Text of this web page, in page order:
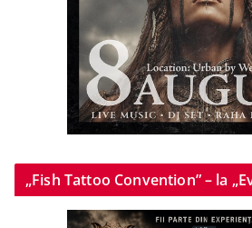
„Fish Tattoo Convention” – la